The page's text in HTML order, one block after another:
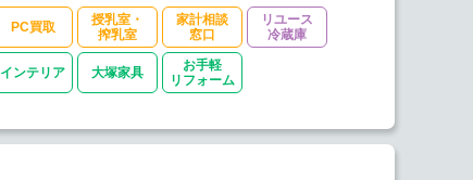
PC買取
授乳室・
搾乳室
家計相談
窓口
リユース
冷蔵庫
インテリア 大塚家具
お手軽
リフォーム